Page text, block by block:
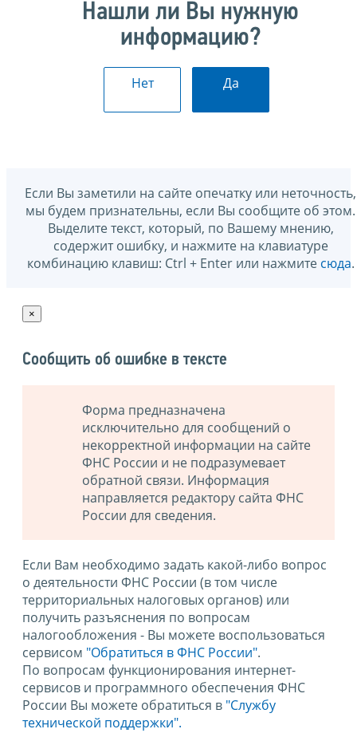
Нашли ли Вы нужную
информацию?
Нет Да
Если Вы заметили на сайте опечатку или неточность,
мы будем признательны, если Вы сообщите об этом.
Выделите текст, который, по Вашему мнению,
содержит ошибку, и нажмите на клавиатуре
комбинацию клавиш: Ctrl + Enter или нажмите сюда.
×
Сообщить об ошибке в тексте
Форма предназначена
исключительно для сообщений о
некорректной информации на сайте
ФНС России и не подразумевает
обратной связи. Информация
направляется редактору сайта ФНС
России для сведения.
Если Вам необходимо задать какой-либо вопрос
о деятельности ФНС России (в том числе
территориальных налоговых органов) или
получить разъяснения по вопросам
налогообложения - Вы можете воспользоваться
сервисом "Обратиться в ФНС России".
По вопросам функционирования интернет-
сервисов и программного обеспечения ФНС
России Вы можете обратиться в "Службу
технической поддержки".